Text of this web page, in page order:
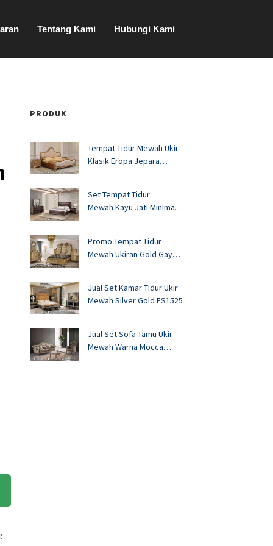
Tentang Kami Hubungi Kami
PRODUK
Tempat Tidur Mewah Ukir
Klasik Eropa Jepara
Set Tempat Tidur
Mewah Kayu Jati Minimalis
Promo Tempat Tidur
Mewah Ukiran Gold Gaya
Jual Set Kamar Tidur Ukir
Mewah Silver Gold FS1525
Jual Set Sofa Tamu Ukir
Mewah Warna Mocca